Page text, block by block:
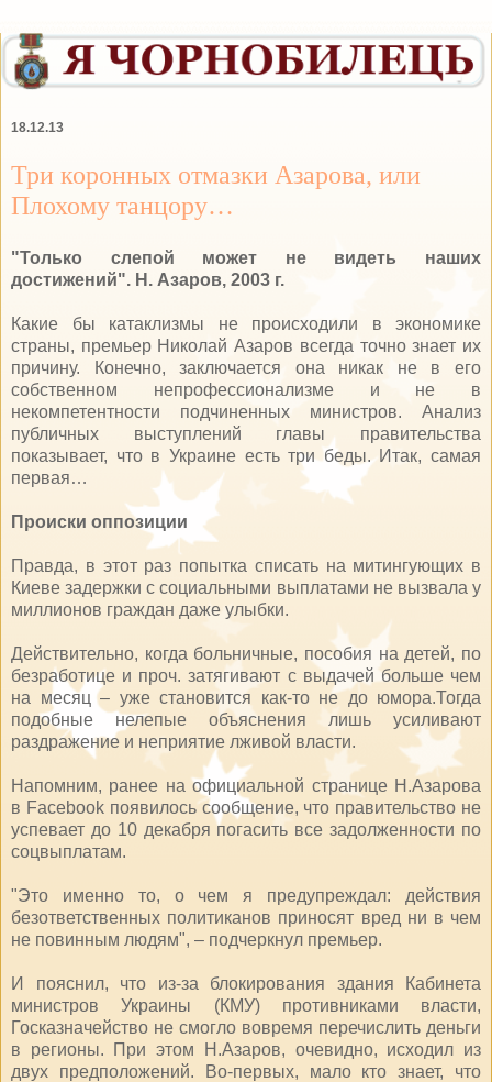
18.12.13
Три коронных отмазки Азарова, или
Плохому танцору…
"Только слепой может не видеть наших
достижений". Н. Азаров, 2003 г.
Какие бы катаклизмы не происходили в экономике
страны, премьер Николай Азаров всегда точно знает их
причину. Конечно, заключается она никак не в его
собственном непрофессионализме и не в
некомпетентности подчиненных министров. Анализ
публичных выступлений главы правительства
показывает, что в Украине есть три беды. Итак, самая
первая…
Происки оппозиции
Правда, в этот раз попытка списать на митингующих в
Киеве задержки с социальными выплатами не вызвала у
миллионов граждан даже улыбки.
Действительно, когда больничные, пособия на детей, по
безработице и проч. затягивают с выдачей больше чем
на месяц – уже становится как-то не до юмора.Тогда
подобные нелепые объяснения лишь усиливают
раздражение и неприятие лживой власти.
Напомним, ранее на официальной странице Н.Азарова
в Facebook появилось сообщение, что правительство не
успевает до 10 декабря погасить все задолженности по
соцвыплатам.
"Это именно то, о чем я предупреждал: действия
безответственных политиканов приносят вред ни в чем
не повинным людям", – подчеркнул премьер.
И пояснил, что из-за блокирования здания Кабинета
министров Украины (КМУ) противниками власти,
Госказначейство не смогло вовремя перечислить деньги
в регионы. При этом Н.Азаров, очевидно, исходил из
двух предположений. Во-первых, мало кто знает, что